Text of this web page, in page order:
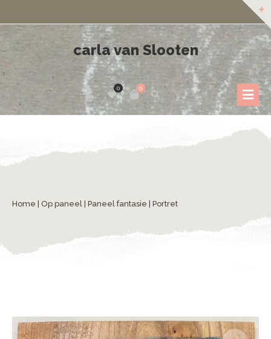
carla van Slooten
0
0
Home Op paneel Paneel fantasie | Portret